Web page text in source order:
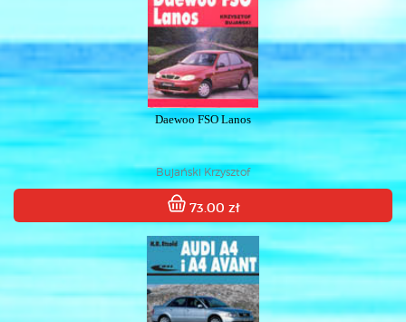
Daewoo FSO Lanos
Bujański Krzysztof
73.00 zł